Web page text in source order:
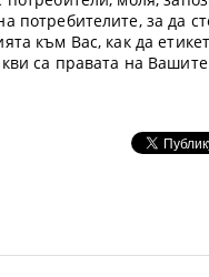
потребителите, за да
към Вас, как да
са правата на